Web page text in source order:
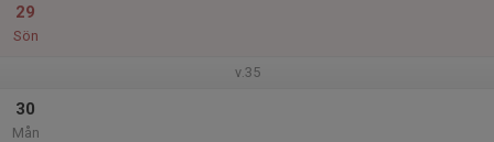
29
Sön
v.35
30
Mån